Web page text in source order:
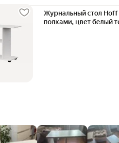
Журнальный стол
полками, цвет белый